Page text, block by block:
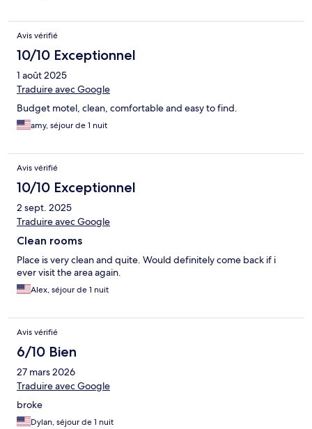
Avis vérifié
10/10 Exceptionnel
1 août 2025
Traduire avec Google
Budget motel, clean, comfortable and easy to find.
amy, séjour de 1 nuit
Avis vérifié
10/10 Exceptionnel
2 sept. 2025
Traduire avec Google
Clean rooms
Place is very clean and quite. Would definitely come back if i
ever visit the area again.
Alex, séjour de 1 nuit
Avis vérifié
6/10 Bien
27 mars 2026
Traduire avec Google
broke
Dylan, séjour de 1 nuit